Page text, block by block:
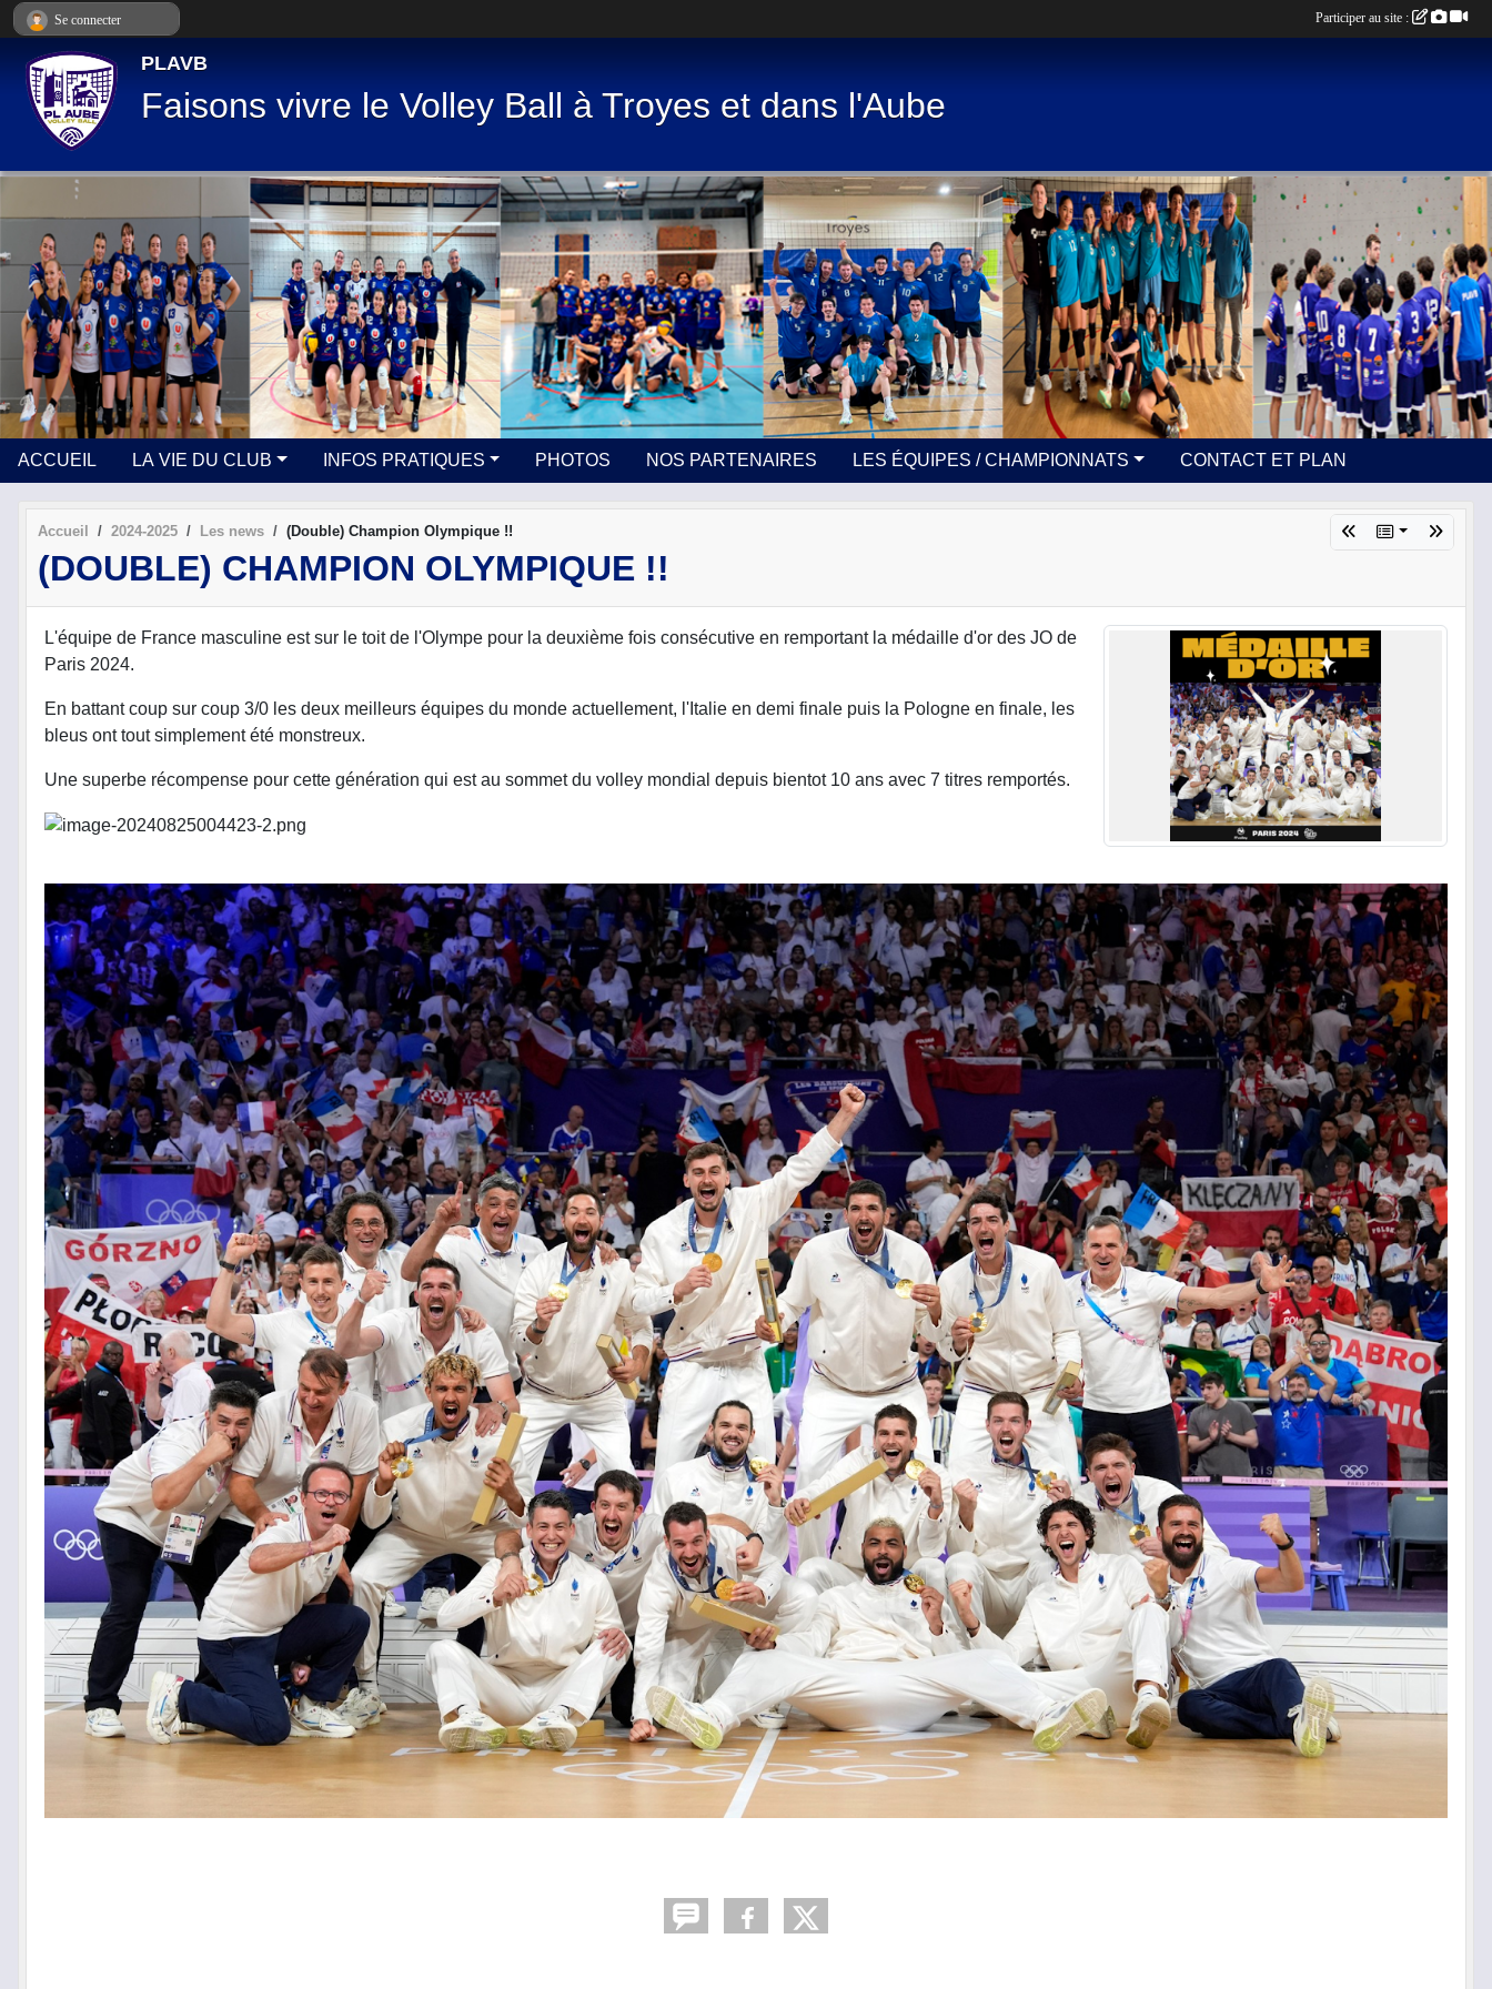
PLAVB
Faisons vivre le Volley Ball à Troyes et dans l'Aube
ACCUEIL LA VIE DU CLUB INFOS PRATIQUES PHOTOS NOS PARTENAIRES LES ÉQUIPES / CHAMPIONNATS CONTACT ET PLAN
Accueil 2024-2025 Les news (Double) Champion Olympique !!
(DOUBLE) CHAMPION OLYMPIQUE !!
L'équipe de France masculine est sur le toit de l'Olympe pour la deuxième fois consécutive en remportant la médaille d'or des JO de
Paris 2024.
En battant coup sur coup 3/0 les deux meilleurs équipes du monde actuellement, l'Italie en demi finale puis la Pologne en finale, les
bleus ont tout simplement été monstreux.
Une superbe récompense pour cette génération qui est au sommet du volley mondial depuis bientot 10 ans avec 7 titres remportés.
Se connecter Participer au site :
Panneau de gestion des cookies